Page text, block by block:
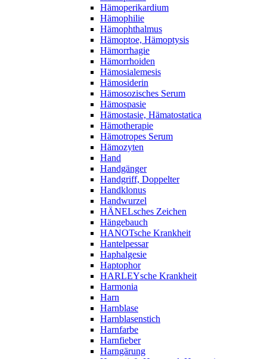
Hämoperikardium
Hämophilie
Hämophthalmus
Hämoptoe, Hämoptysis
Hämorrhagie
Hämorrhoiden
Hämosialemesis
Hämosiderin
Hämosozisches Serum
Hämospasie
Hämostasie, Hämatostatica
Hämotherapie
Hämotropes Serum
Hämozyten
Hand
Handgänger
Handgriff, Doppelter
Handklonus
Handwurzel
HÄNELsches Zeichen
Hängebauch
HANOTsche Krankheit
Hantelpessar
Haphalgesie
Haptophor
HARLEYsche Krankheit
Harmonia
Harn
Harnblase
Harnblasenstich
Harnfarbe
Harnfieber
Harngärung